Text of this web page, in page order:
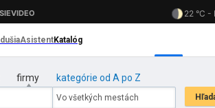
firmy kategórie od A po Z